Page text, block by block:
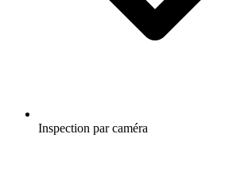
Inspection par caméra